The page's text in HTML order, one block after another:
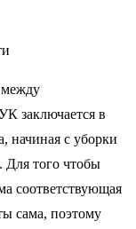
заключается в
начиная с уборки
Для того чтобы
соответствующая
сама, поэтому